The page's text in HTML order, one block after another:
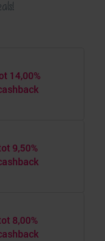
14,00%
9,50%
8,00%